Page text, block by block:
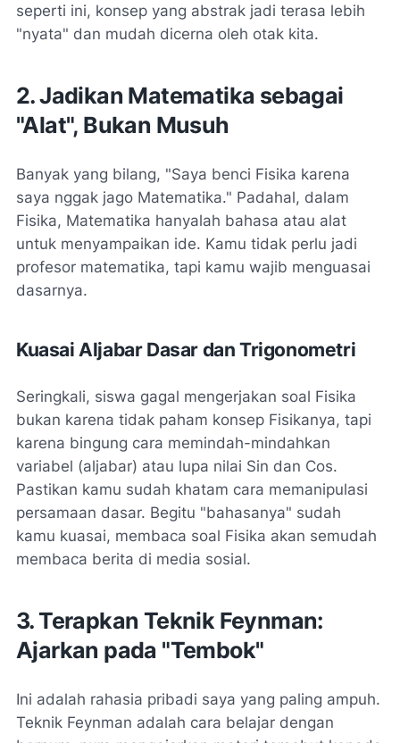
seperti ini, konsep yang abstrak jadi terasa lebih
"nyata" dan mudah dicerna oleh otak kita.
2. Jadikan Matematika sebagai
"Alat", Bukan Musuh
Banyak yang bilang, "Saya benci Fisika karena
saya nggak jago Matematika." Padahal, dalam
Fisika, Matematika hanyalah bahasa atau alat
untuk menyampaikan ide. Kamu tidak perlu jadi
profesor matematika, tapi kamu wajib menguasai
dasarnya.
Kuasai Aljabar Dasar dan Trigonometri
Seringkali, siswa gagal mengerjakan soal Fisika
bukan karena tidak paham konsep Fisikanya, tapi
karena bingung cara memindah-mindahkan
variabel (aljabar) atau lupa nilai Sin dan Cos.
Pastikan kamu sudah khatam cara memanipulasi
persamaan dasar. Begitu "bahasanya" sudah
kamu kuasai, membaca soal Fisika akan semudah
membaca berita di media sosial.
3. Terapkan Teknik Feynman:
Ajarkan pada "Tembok"
Ini adalah rahasia pribadi saya yang paling ampuh.
Teknik Feynman adalah cara belajar dengan